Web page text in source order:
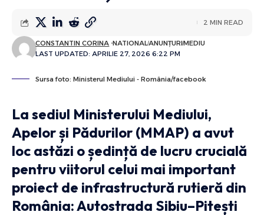
LAST UPDATED: APRILIE 27, 2026 6:22 PM
CONSTANTIN CORINA NATIONALANUNȚURIMEDIU
2 MIN READ
Sursa foto: Ministerul Mediului - România/facebook
La sediul Ministerului Mediului,
Apelor și Pădurilor (MMAP) a avut
loc astăzi o ședință de lucru crucială
pentru viitorul celui mai important
proiect de infrastructură rutieră din
România: Autostrada Sibiu–Pitești